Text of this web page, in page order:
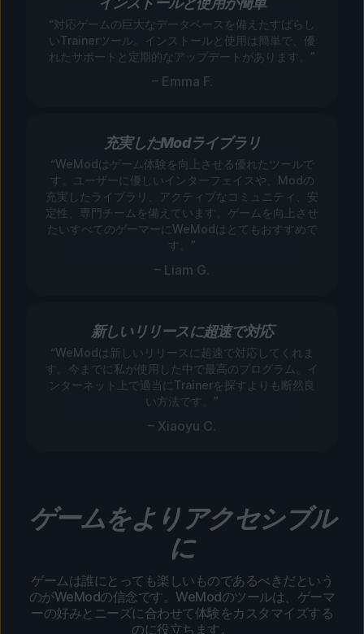
“対応ゲームの巨大なデータベースを備えたすばらし
いTrainerツール。インストールと使用は簡単で、優
れたサポートと定期的なアップデートがあります。”
– Emma F.
充実したModライブラリ
“WeModはゲーム体験を向上させる優れたツールで
す。ユーザーに優しいインターフェイスや、Modの
充実したライブラリ、アクティブなコミュニティ、安
定性、専門チームを備えています。ゲームを向上させ
たいすべてのゲーマーにWeModはとてもおすすめで
す。”
– Liam G.
新しいリリースに超速で対応
“WeModは新しいリリースに超速で対応してくれま
す。今までに私が使用した中で最高のプログラム。イ
ンターネット上で適当にTrainerを探すよりも断然良
い方法です。”
– Xiaoyu C.
ゲームをよりアクセシブル
に
ゲームは誰にとっても楽しいものであるべきだという
のがWeModの信念です。WeModのツールは、ゲーマ
ーの好みとニーズに合わせて体験をカスタマイズする
のに役立ちます。